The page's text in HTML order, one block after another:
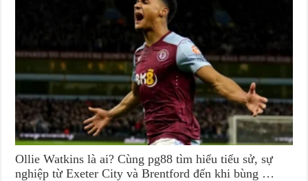
Ollie Watkins là ai? Cùng pg88 tìm hiểu tiểu sử, sự
nghiệp từ Exeter City và Brentford đến khi bùng …